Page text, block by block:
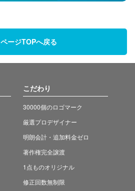
ページTOPへ戻る
こだわり
30000個のロゴマーク
厳選プロデザイナー
明朗会計・追加料金ゼロ
著作権完全譲渡
1点ものオリジナル
修正回数無制限